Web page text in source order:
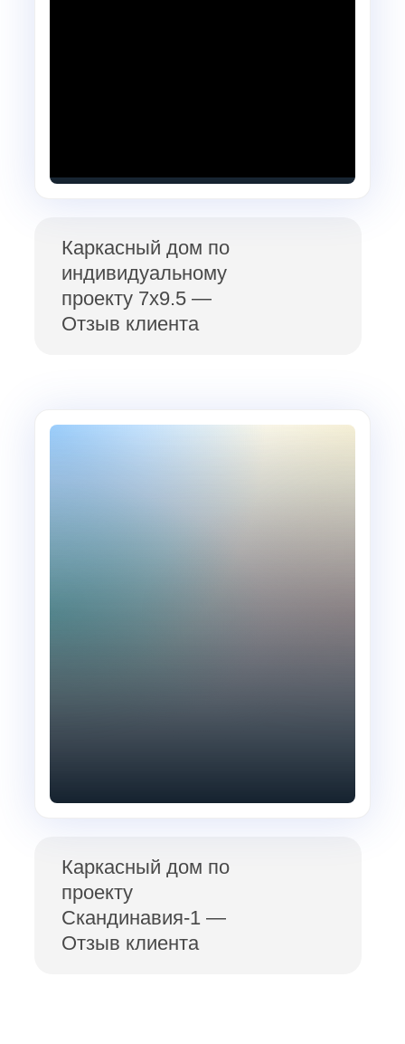
Каркасный дом по
индивидуальному
проекту 7х9.5 —
Отзыв клиента
Каркасный дом по
проекту
Скандинавия-1 —
Отзыв клиента